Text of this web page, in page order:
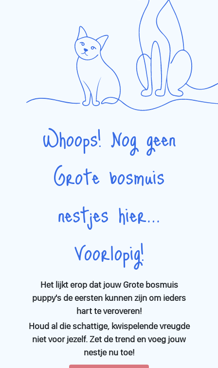
Whoops! Nog geen
Grote bosmuis
nestjes hier…
Voorlopig!
Het lijkt erop dat jouw Grote bosmuis
puppy's de eersten kunnen zijn om ieders
hart te veroveren!
Houd al die schattige, kwispelende vreugde
niet voor jezelf. Zet de trend en voeg jouw
nestje nu toe!